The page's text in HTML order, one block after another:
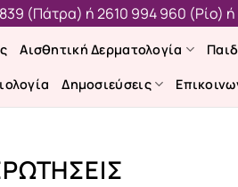
(Πάτρα) ή2610 994 960 (Ρίο) ή
Αισθητική Δερματολογία
Δημοσιεύσεις